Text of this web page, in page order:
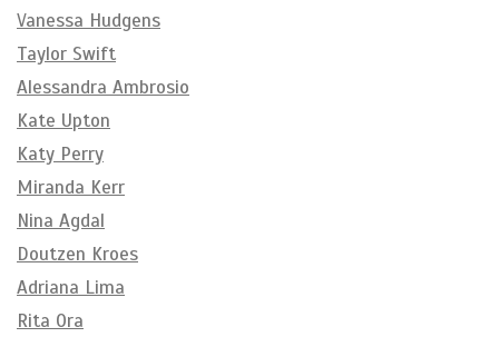
Vanessa Hudgens
Taylor Swift
Alessandra Ambrosio
Kate Upton
Katy Perry
Miranda Kerr
Nina Agdal
Doutzen Kroes
Adriana Lima
Rita Ora